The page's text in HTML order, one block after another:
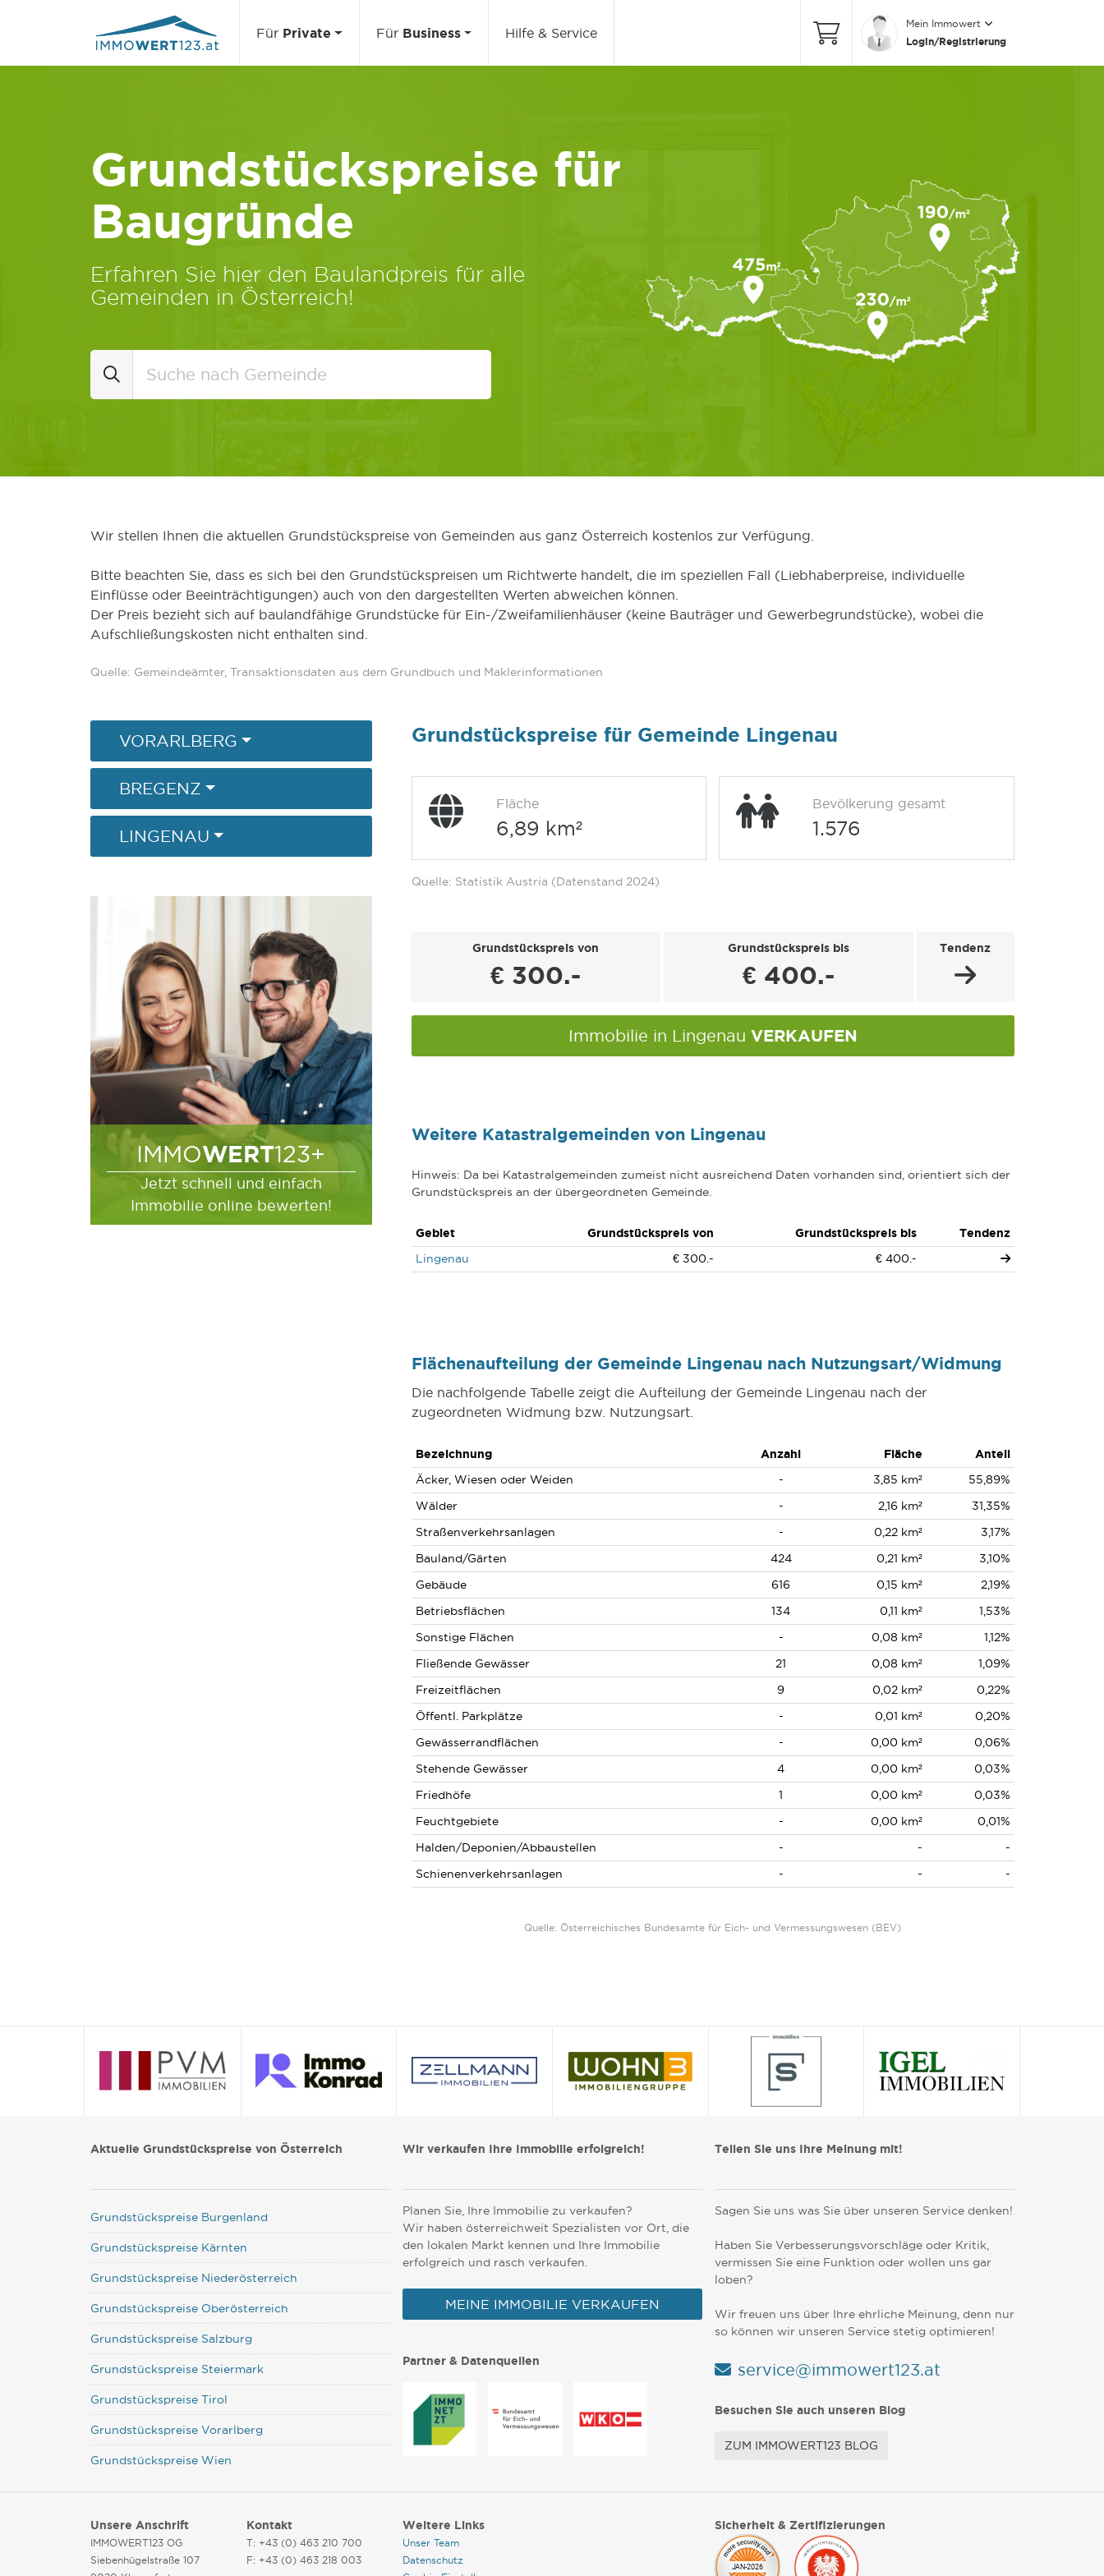
Für Private Für Business Hilfe & Service
Mein Immowert
Login/Registrierung
Grundstückspreise für
Baugründe
Erfahren Sie hier den Baulandpreis für alle
Gemeinden in Österreich!
Wir stellen Ihnen die aktuellen Grundstückspreise von Gemeinden aus ganz Österreich kostenlos zur Verfügung.
Bitte beachten Sie, dass es sich bei den Grundstückspreisen um Richtwerte handelt, die im speziellen Fall (Liebhaberpreise, individuelle
Einflüsse oder Beeinträchtigungen) auch von den dargestellten Werten abweichen können.
Der Preis bezieht sich auf baulandfähige Grundstücke für Ein-/Zweifamilienhäuser (keine Bauträger und Gewerbegrundstücke), wobei die
Aufschließungskosten nicht enthalten sind.
Quelle: Gemeindeämter, Transaktionsdaten aus dem Grundbuch und Maklerinformationen
VORARLBERG
BREGENZ
LINGENAU
IMMOWERT123+
Jetzt schnell und einfach
Immobilie online bewerten!
Grundstückspreise für Gemeinde Lingenau
Fläche
6,89 km²
Bevölkerung gesamt
1.576
Quelle: Statistik Austria (Datenstand 2024)
Grundstückspreis von
€ 300.-
Grundstückspreis bis
€ 400.-
Tendenz
Immobilie in Lingenau VERKAUFEN
Weitere Katastralgemeinden von Lingenau
Hinweis: Da bei Katastralgemeinden zumeist nicht ausreichend Daten vorhanden sind, orientiert sich der
Grundstückspreis an der übergeordneten Gemeinde.
Gebiet Grundstückspreis von Grundstückspreis bis
Tendenz
Lingenau
€ 300.- € 400.-
Flächenaufteilung der Gemeinde Lingenau nach Nutzungsart/Widmung
Die nachfolgende Tabelle zeigt die Aufteilung der Gemeinde Lingenau nach der
zugeordneten Widmung bzw. Nutzungsart.
Bezeichnung Anzahl Fläche
Anteil
Äcker, Wiesen oder Weiden
- 3,85 km²
55,89%
Wälder
- 2,16 km²
31,35%
Straßenverkehrsanlagen
- 0,22 km²
3,17%
Bauland/Gärten
424 0,21 km²
3,10%
Gebäude
616 0,15 km²
2,19%
Betriebsflächen
134 0,11 km²
1,53%
Sonstige Flächen
- 0,08 km²
1,12%
Fließende Gewässer
21 0,08 km²
1,09%
Freizeitflächen
9 0,02 km²
0,22%
Öffentl. Parkplätze
- 0,01 km²
0,20%
Gewässerrandflächen
- 0,00 km²
0,06%
Stehende Gewässer
4 0,00 km²
0,03%
Friedhöfe
1 0,00 km²
0,03%
Feuchtgebiete
- 0,00 km²
0,01%
Halden/Deponien/Abbaustellen
- -
-
Schienenverkehrsanlagen
- - -
Quelle: Österreichisches Bundesamte für Eich- und Vermessungswesen (BEV)
Aktuelle Grundstückspreise von Österreich
Grundstückspreise Burgenland
Grundstückspreise Kärnten
Grundstückspreise Niederösterreich
Grundstückspreise Oberösterreich
Grundstückspreise Salzburg
Grundstückspreise Steiermark
Grundstückspreise Tirol
Grundstückspreise Vorarlberg
Grundstückspreise Wien
Wir verkaufen Ihre Immobilie erfolgreich!
Planen Sie, Ihre Immobilie zu verkaufen?
Wir haben österreichweit Spezialisten vor Ort, die
den lokalen Markt kennen und Ihre Immobilie
erfolgreich und rasch verkaufen.
MEINE IMMOBILIE VERKAUFEN
Partner & Datenquellen
Teilen Sie uns Ihre Meinung mit!
Sagen Sie uns was Sie über unseren Service denken!
Haben Sie Verbesserungsvorschläge oder Kritik,
vermissen Sie eine Funktion oder wollen uns gar
loben?
Wir freuen uns über Ihre ehrliche Meinung, denn nur
so können wir unseren Service stetig optimieren!
service@immowert123.at
Besuchen Sie auch unseren Blog
ZUM IMMOWERT123 BLOG
Unsere Anschrift
IMMOWERT123 OG
Siebenhügelstraße 107
Kontakt
T: +43 (0) 463 210 700
F: +43 (0) 463 218 003
Weitere Links
Unser Team
Datenschutz
Sicherheit & Zertifizierungen